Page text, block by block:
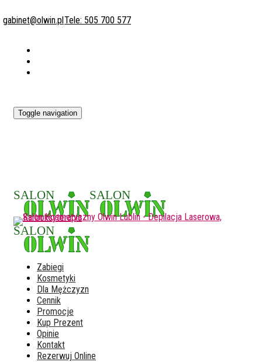
gabinet@olwin.plTele: 505 700 577
Toggle navigation
Zabiegi
Kosmetyki
Dla Mężczyzn
Cennik
Promocje
Kup Prezent
Opinie
Kontakt
Rezerwuj Online